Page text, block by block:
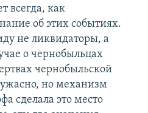
всегда, как
об этих событиях.
не ликвидаторы, а
о чернобыльцах
чернобыльской
но механизм
сделала это место